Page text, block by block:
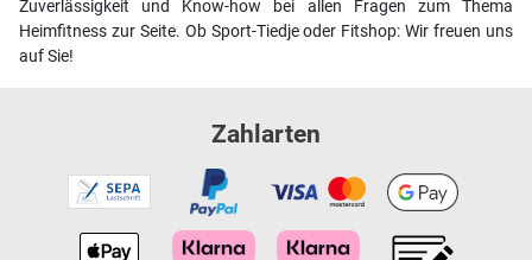
Zuverlässigkeit und Know-how bei allen Fragen zum Thema
Heimfitness zur Seite. Ob Sport-Tiedje oder Fitshop: Wir freuen uns
auf Sie!
Zahlarten